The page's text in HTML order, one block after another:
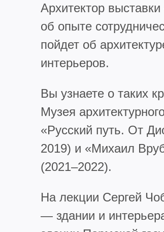
Архитектор выставки
об опыте
пойдет об
интерьеров.
Вы узнаете о таких
Музея
«Русский путь. От
2019) и «Михаил
(2021–2022).
На лекции Сергей
— здании и